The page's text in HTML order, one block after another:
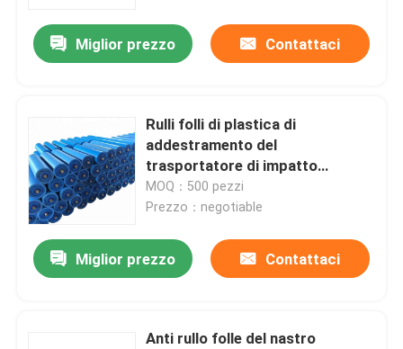
Miglior prezzo Contattaci
Rulli folli di plastica di
addestramento del
trasportatore di impatto
dell'HDPE del tubo a 4 pollici del
polimero
MOQ：500 pezzi
Prezzo：negotiable
Miglior prezzo Contattaci
Anti rullo folle del nastro